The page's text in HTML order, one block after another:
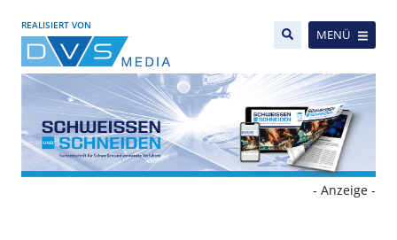
REALISIERT VON
MENÜ
- Anzeige -